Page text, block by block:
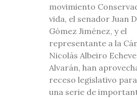
movimiento
vida, el senador Juan
Gómez Jiménez, y el
representante a la
Nicolás Albeiro
Alvarán, han
receso legislativo
una serie de